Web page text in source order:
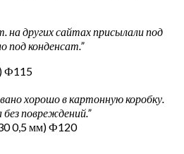
на других сайтах присылали под
под конденсат.”
Ф115
хорошо в картонную коробку.
повреждений.”
0,5 мм) Ф120